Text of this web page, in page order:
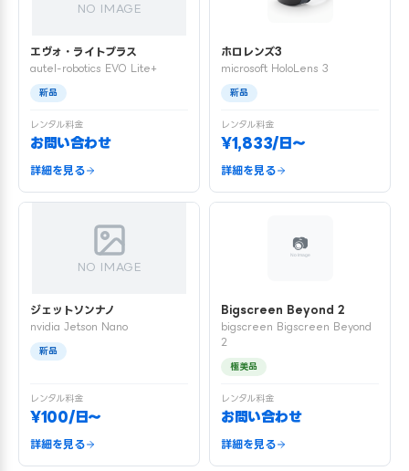
NO IMAGE
エヴォ・ライトプラス
autel-robotics EVO Lite+
新品
レンタル料金
お問い合わせ
詳細を見る
ホロレンズ3
microsoft HoloLens 3
新品
レンタル料金
¥1,833/日〜
詳細を見る
NO IMAGE
ジェットソンナノ
nvidia Jetson Nano
新品
レンタル料金
¥100/日〜
詳細を見る
Bigscreen Beyond 2
bigscreen Bigscreen Beyond
2
極美品
レンタル料金
お問い合わせ
詳細を見る